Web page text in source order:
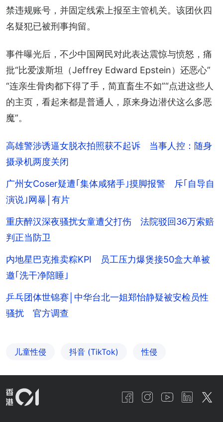
禁违规账号，并固定线索上报至主管机关。该团伙四
名疑犯已被刑事拘留。
事件曝光后，不少中国网民对此表达震惊与愤怒，痛
批“比爱泼斯坦（Jeffrey Edward Epstein）还恶心”
“连亲生骨肉都下得了手，简直畜生不如”“点进这些人
的主页，看起来都是普通人，原来身边潜伏这么多恶
魔”。
高雄警涉诱逼女脱衣拍照获不起诉 当事人控：随身
摄录机两度关闭
广州女Coser疑遭｢集体咸猪手｣摸脚报警 斥｢自导自
演说｣网暴│有片
重庆醉汉深夜骚扰女童遭父打伤 法院驳回36万索赔
判正当防卫
内地星巴克推卖粽KPI 员工压力爆煲接50盒大单被
邀｢洗干净陪睡｣
乒乓团体世锦赛│中华台北一姐郑怡静疑被安检员性
骚扰 官方调查
儿童性侵 抖音 (TikTok) 性侵